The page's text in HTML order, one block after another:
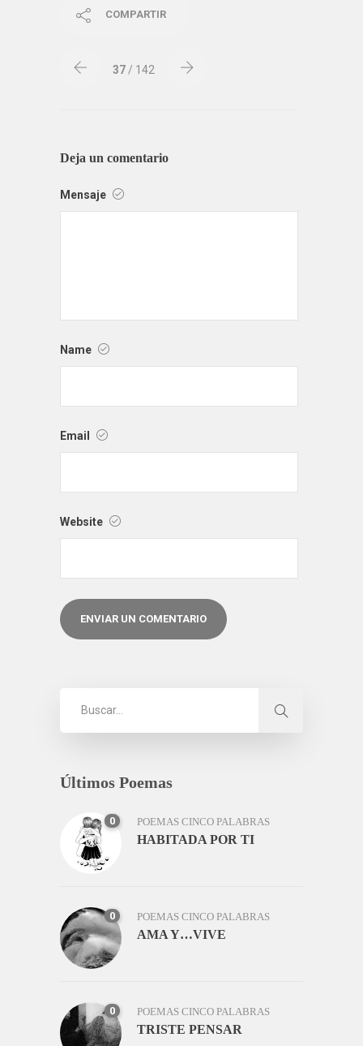
COMPARTIR
37/ 142
Deja un comentario
Mensaje
Name
Email
Website
Últimos Poemas
0 POEMAS CINCO PALABRAS
HABITADA POR TI
0 POEMAS CINCO PALABRAS
AMA Y…VIVE
0 POEMAS CINCO PALABRAS
TRISTE PENSAR